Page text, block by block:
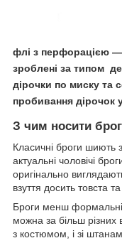
флі з перфорацією
зроблені за типом
дірочки по миску та
пробивання дірочок
З чим носити
Класичні броги шиють
актуальні чоловічі
оригінально
взуття досить товста
Броги менш
можна за більш різних
з костюмом, і зі